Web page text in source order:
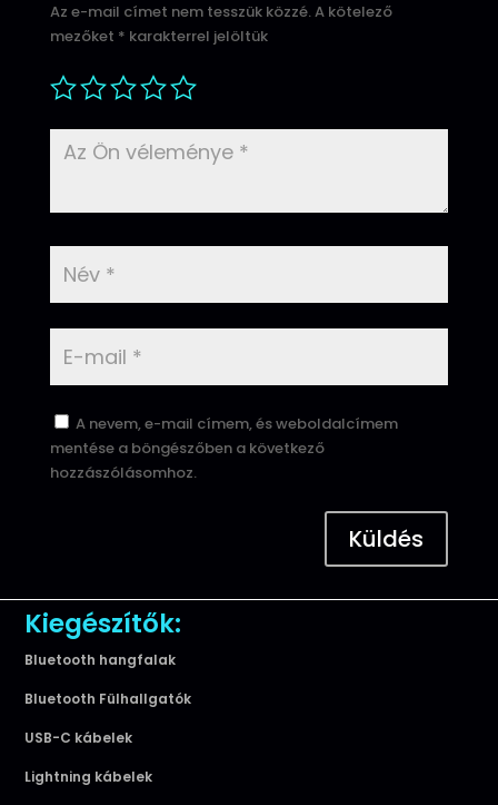
Az e-mail címet nem tesszük közzé.A kötelező
mezőket * karakterrel jelöltük
A nevem, e-mail címem, és weboldalcímem
mentése a böngészőben a következő
hozzászólásomhoz.
Küldés
Kiegészítők:
Bluetooth hangfalak
Bluetooth Fülhallgatók
USB-C kábelek
Lightning kábelek